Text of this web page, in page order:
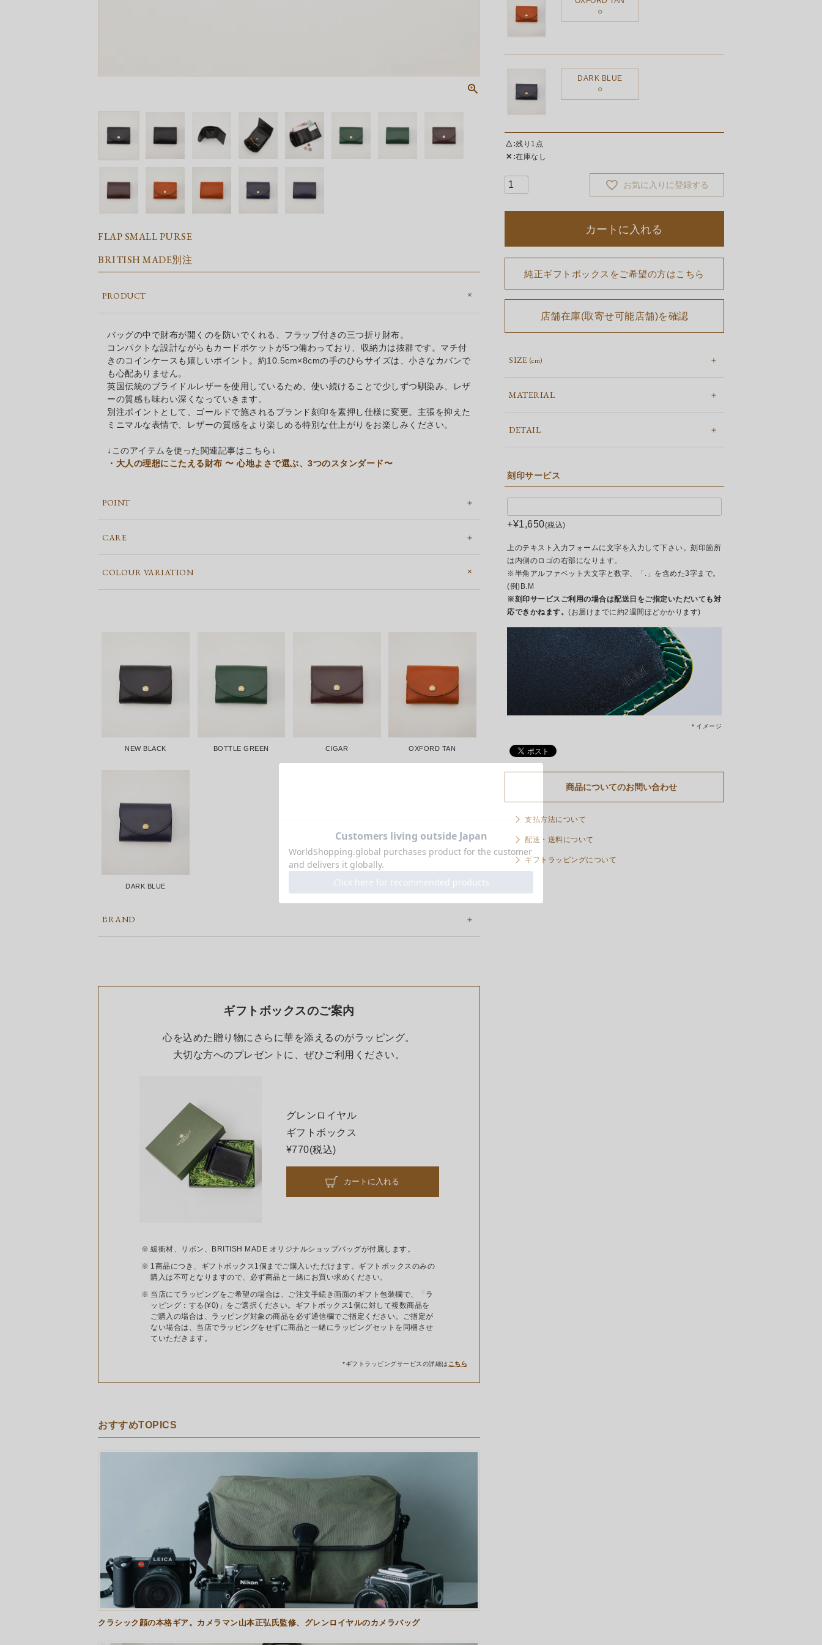
FLAP SMALL PURSE
BRITISH MADE別注
PRODUCT
バッグの中で財布が開くのを防いでくれる、フラップ付きの三つ折り財布。
コンパクトな設計ながらもカードポケットが5つ備わっており、収納力は抜群です。マチ付
きのコインケースも嬉しいポイント。約10.5cm×8cmの手のひらサイズは、小さなカバンで
も心配ありません。
英国伝統のブライドルレザーを使用しているため、使い続けることで少しずつ馴染み、レザ
ーの質感も味わい深くなっていきます。
別注ポイントとして、ゴールドで施されるブランド刻印を素押し仕様に変更。主張を抑えた
ミニマルな表情で、レザーの質感をより楽しめる特別な仕上がりをお楽しみください。
↓このアイテムを使った関連記事はこちら↓
・大人の理想にこたえる財布 〜 心地よさで選ぶ、3つのスタンダード〜
POINT
CARE
COLOUR VARIATION
NEW BLACK BOTTLE GREEN CIGAR OXFORD TAN
DARK BLUE
BRAND
DARK BLUE
△ 残り1点
✕ 在庫なし
お気に入りに登録する
カートに入れる
純正ギフトボックスをご希望の方はこちら
店舗在庫(取寄せ可能店舗)を確認
SIZE (cm)
MATERIAL
DETAIL
刻印サービス
+¥1,650 税込
上のテキスト入力フォームに文字を入力して下さい。刻印箇所
は内側のロゴの右部になります。
※半角アルファベット大文字と数字、「.」を含めた3字まで。
(例)B.M
※刻印サービスご利用の場合は配送日をご指定いただいても対
応できかねます。 (お届けまでに約2週間ほどかかります)
＊イメージ
商品についてのお問い合わせ
支払方法について
配送・送料について
ギフトラッピングについて
ギフトボックスのご案内
心を込めた贈り物にさらに華を添えるのがラッピング。
大切な方へのプレゼントに、ぜひご利用ください。
グレンロイヤル
ギフトボックス
¥770(税込)
カートに入れる
緩衝材、リボン、BRITISH MADE オリジナルショップバッグが付属します。
1商品につき、ギフトボックス1個までご購入いただけます。ギフトボックスのみの
購入は不可となりますので、必ず商品と一緒にお買い求めください。
当店にてラッピングをご希望の場合は、ご注文手続き画面のギフト包装欄で、「ラ
ッピング：する(¥0)」をご選択ください。ギフトボックス1個に対して複数商品を
ご購入の場合は、ラッピング対象の商品を必ず通信欄でご指定ください。ご指定が
ない場合は、当店でラッピングをせずに商品と一緒にラッピングセットを同梱させ
ていただきます。
*ギフトラッピングサービスの詳細は こちら
おすすめTOPICS
クラシック顔の本格ギア。カメラマン山本正弘氏監修、グレンロイヤルのカメラバッグ